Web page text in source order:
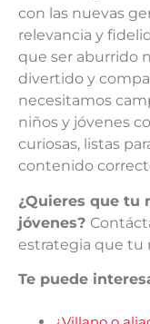
con las nuevas
relevancia y
que ser aburrido
divertido y
necesitamos
niños y jóvenes
curiosas, listas
contenido
¿Quieres que tu
jóvenes?
estrategia que tu
Te puede